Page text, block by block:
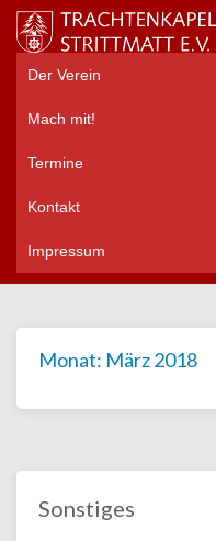
Der Verein
Mach mit!
Termine
Kontakt
Impressum
Monat: März 2018
Sonstiges